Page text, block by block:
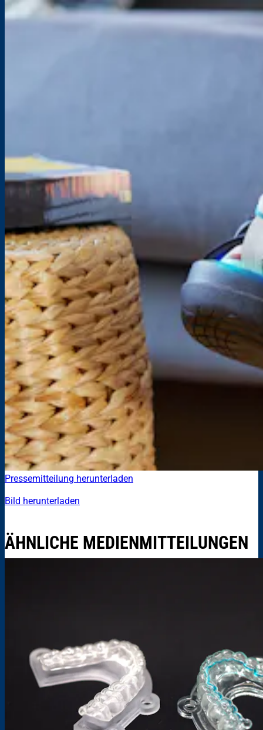
Pressemitteilung herunterladen
Bild herunterladen
ÄHNLICHE MEDIENMITTEILUNGEN